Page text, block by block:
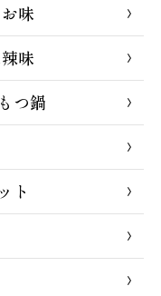
味
味
つ鍋
ト